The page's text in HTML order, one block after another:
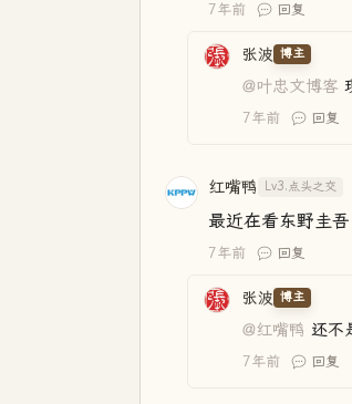
7年前 回复
张波 博主
@叶忠文博客
7年前 回复
红嘴鸭 Lv3.点头之交
最近在看东野圭
7年前 回复
张波 博主
@红嘴鸭 还不
7年前 回复